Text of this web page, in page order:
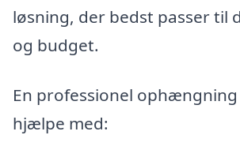
løsning, der bedst passer til
og budget.
En professionel
hjælpe med: